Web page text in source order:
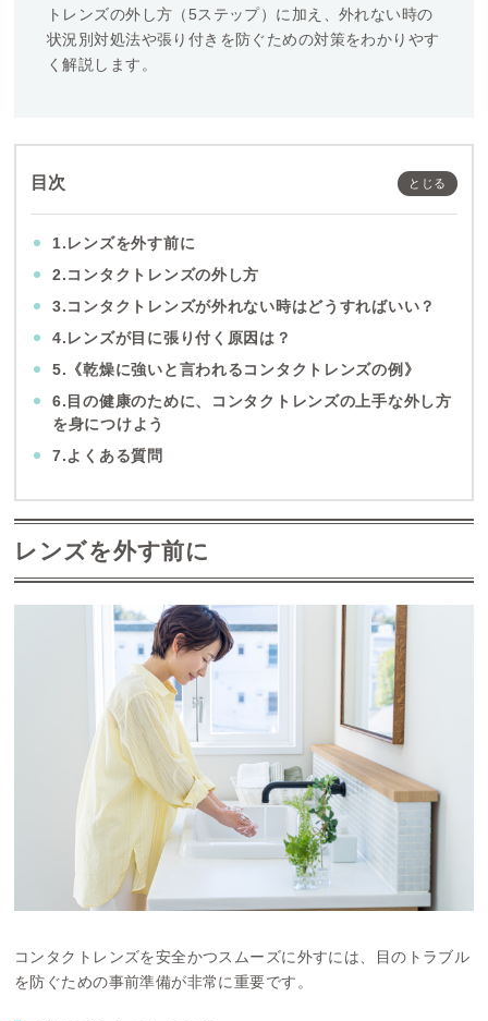
トレンズの外し方（5ステップ）に加え、外れない時の
状況別対処法や張り付きを防ぐための対策をわかりやす
く解説します。
目次
1.レンズを外す前に
2.コンタクトレンズの外し方
3.コンタクトレンズが外れない時はどうすればいい？
4.レンズが目に張り付く原因は？
5.《乾燥に強いと言われるコンタクトレンズの例》
6.目の健康のために、コンタクトレンズの上手な外し方
を身につけよう
7.よくある質問
レンズを外す前に
コンタクトレンズを安全かつスムーズに外すには、目のトラブル
を防ぐための事前準備が非常に重要です。